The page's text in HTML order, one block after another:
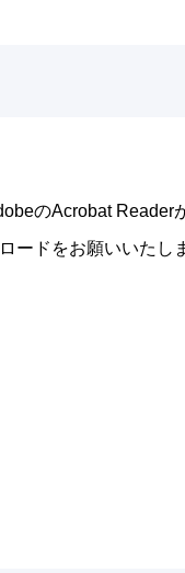
のAcrobat Reader
ードをお願いいたし